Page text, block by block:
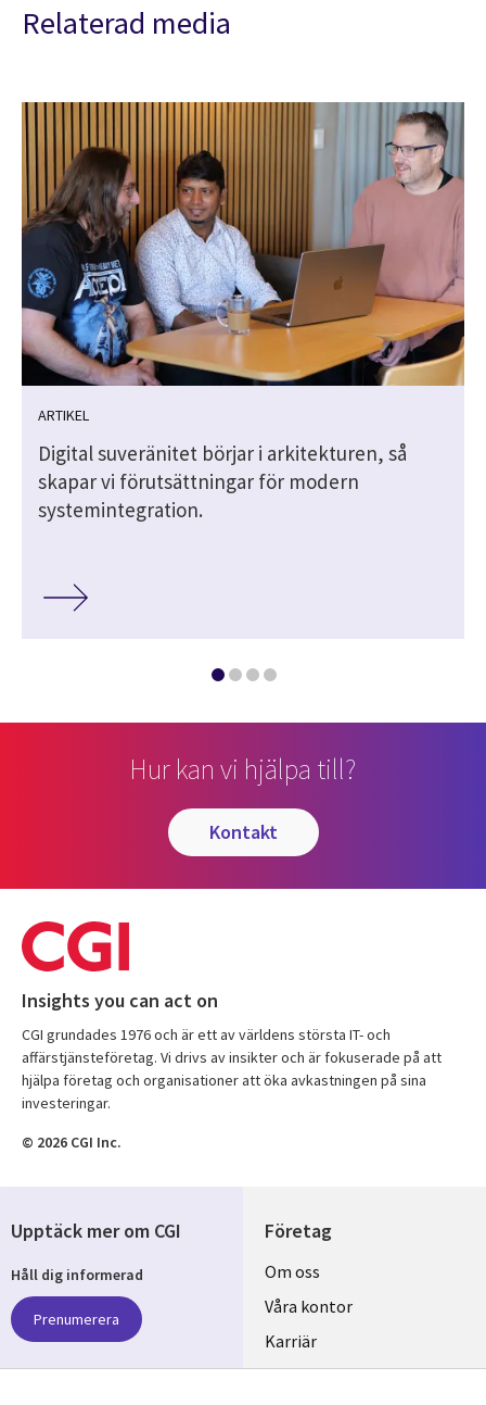
Relaterad media
ARTIKEL
Digital suveränitet börjar i arkitekturen, så
skapar vi förutsättningar för modern
systemintegration.
Hur kan vi hjälpa till?
kontakt
Insights you can act on
CGI grundades 1976 och är ett av världens största IT- och
affärstjänsteföretag. Vi drivs av insikter och är fokuserade på att
hjälpa företag och organisationer att öka avkastningen på sina
investeringar.
© 2026 CGI Inc.
Företag
Useful
links
SWEDEN
Om oss
Våra kontor
Karriär
Hållbarhet
Upptäck mer om CGI
Håll dig informerad
Prenumerera